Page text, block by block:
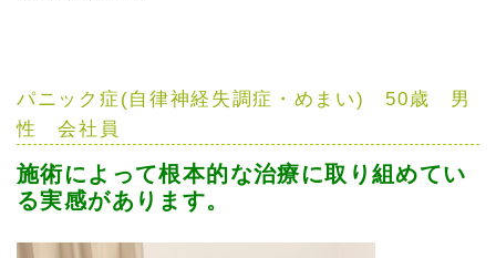
パニック症(自律神経失調症・めまい) 50歳 男
性 会社員
施術によって根本的な治療に取り組めてい
る実感があります。